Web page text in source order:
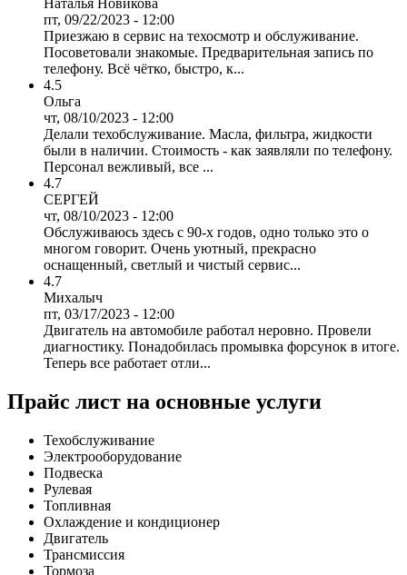
пт, 09/22/2023 - 12:00
Приезжаю в сервис на техосмотр и обслуживание.
Посоветовали знакомые. Предварительная запись по
телефону. Всё чётко, быстро, к...
4.5
Ольга
чт, 08/10/2023 - 12:00
Делали техобслуживание. Масла, фильтра, жидкости
были в наличии. Стоимость - как заявляли по телефону.
Персонал вежливый, все ...
4.7
СЕРГЕЙ
чт, 08/10/2023 - 12:00
Обслуживаюсь здесь с 90-х годов, одно только это о
многом говорит. Очень уютный, прекрасно
оснащенный, светлый и чистый сервис...
4.7
Михалыч
пт, 03/17/2023 - 12:00
Двигатель на автомобиле работал неровно. Провели
диагностику. Понадобилась промывка форсунок в итоге.
Теперь все работает отли...
Прайс лист на основные услуги
Техобслуживание
Электрооборудование
Подвеска
Рулевая
Топливная
Охлаждение и кондиционер
Двигатель
Трансмиссия
Тормоза